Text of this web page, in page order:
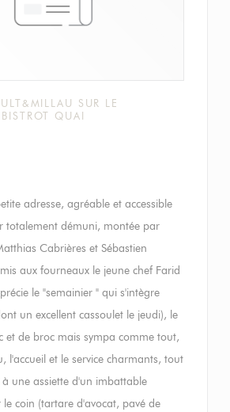
SUR LE
QUAI
adresse, agréable et accessible
totalement démuni, montée par
Cabrières et Sébastien
aux fourneaux le jeune chef Farid
le "semainier " qui s'intègre
un excellent cassoulet le jeudi), le
et de broc mais sympa comme tout,
l'accueil et le service charmants, tout
une assiette d'un imbattable
coin (tartare d'avocat, pavé de